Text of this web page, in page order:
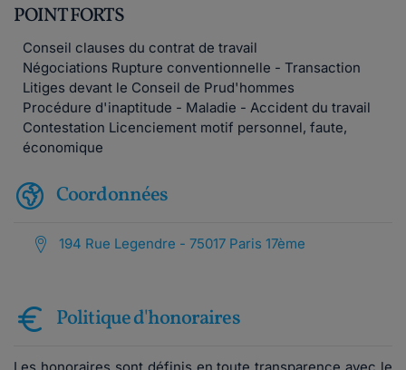
POINT FORTS
Conseil clauses du contrat de travail
Négociations Rupture conventionnelle - Transaction
Litiges devant le Conseil de Prud'hommes
Procédure d'inaptitude - Maladie - Accident du travail
Contestation Licenciement motif personnel, faute,
économique
Coordonnées
194 Rue Legendre - 75017 Paris 17ème
Politique d'honoraires